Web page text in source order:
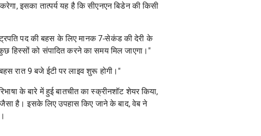
इसका तात्पर्य यह है कि सीएनएन बिडेन की किसी
पद की बहस के लिए मानक 7-सेकंड की देरी के
हिस्सों को संपादित करने का समय मिल जाएगा।"
रात 9 बजे ईटी पर लाइव शुरू होगी।"
के बारे में हुई बातचीत का स्क्रीनशॉट शेयर किया,
है। इसके लिए उपहास किए जाने के बाद, वेब ने